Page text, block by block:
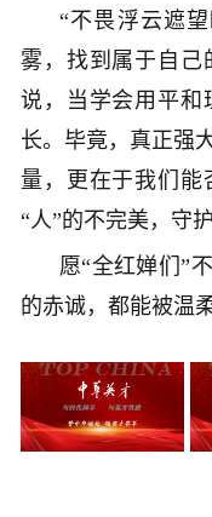
“不畏浮云遮
雾，找到属于自己
说，当学会用平和
长。毕竟，真正强
量，更在于我们能
“人”的不完美，守
愿“全红婵们”
的赤诚，都能被温